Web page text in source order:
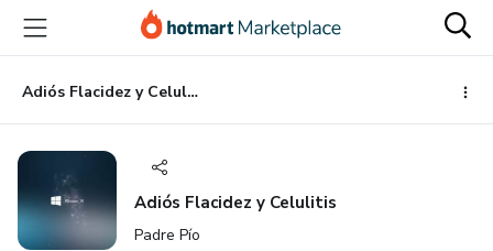
principal
página
de
página
Adiós Flacidez y Celulitis
Adiós Flacidez y Celulitis
Padre Pío